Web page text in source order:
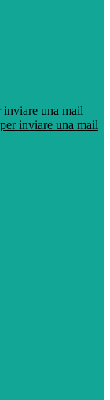
una mail
inviare una mail